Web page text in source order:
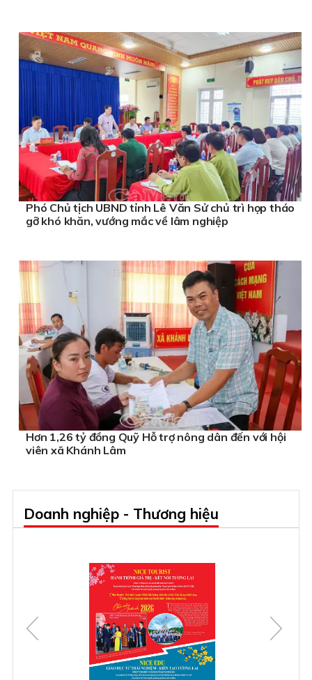
Phó Chủ tịch UBND tỉnh Lê Văn Sử chủ trì họp tháo
gỡ khó khăn, vướng mắc về lâm nghiệp
Hơn 1,26 tỷ đồng Quỹ Hỗ trợ nông dân đến với hội
viên xã Khánh Lâm
Doanh nghiệp - Thương hiệu